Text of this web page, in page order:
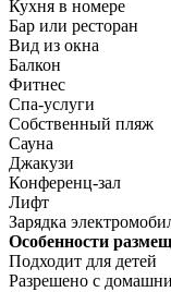
Кухня в номере
Бар или ресторан
Вид из окна
Балкон
Фитнес
Спа-услуги
Собственный пляж
Сауна
Джакузи
Конференц-зал
Лифт
Зарядка
Особенности
Подходит для детей
Разрешено с